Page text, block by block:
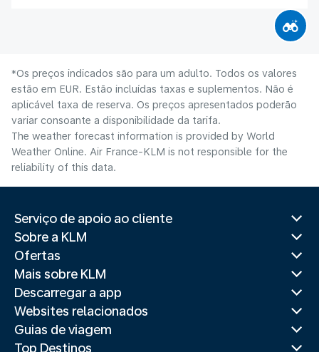
*Os preços indicados são para um adulto. Todos os valores
estão em EUR. Estão incluídas taxas e suplementos. Não é
aplicável taxa de reserva. Os preços apresentados poderão
variar consoante a disponibilidade da tarifa.
The weather forecast information is provided by World
Weather Online. Air France-KLM is not responsible for the
reliability of this data.
Serviço de apoio ao cliente
Sobre a KLM
Ofertas
Mais sobre KLM
Descarregar a app
Websites relacionados
Guias de viagem
Top Destinos